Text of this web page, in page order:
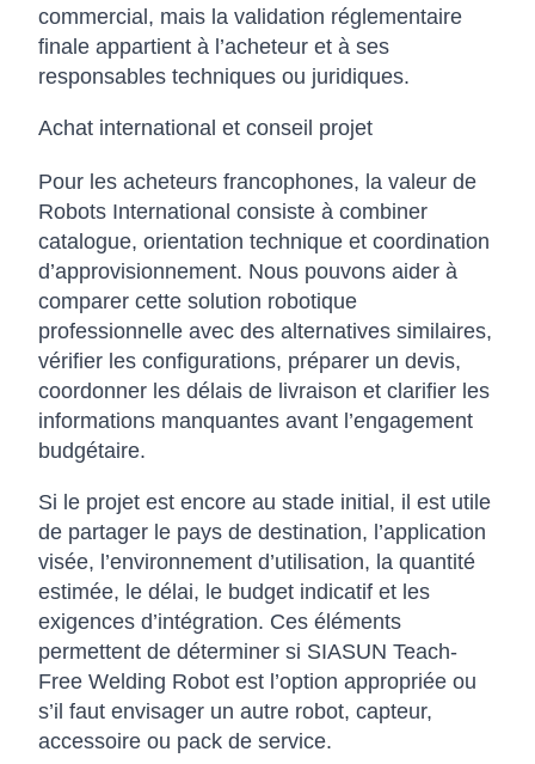
commercial, mais la validation réglementaire
finale appartient à l’acheteur et à ses
responsables techniques ou juridiques.
Achat international et conseil projet
Pour les acheteurs francophones, la valeur de
Robots International consiste à combiner
catalogue, orientation technique et coordination
d’approvisionnement. Nous pouvons aider à
comparer cette solution robotique
professionnelle avec des alternatives similaires,
vérifier les configurations, préparer un devis,
coordonner les délais de livraison et clarifier les
informations manquantes avant l’engagement
budgétaire.
Si le projet est encore au stade initial, il est utile
de partager le pays de destination, l’application
visée, l’environnement d’utilisation, la quantité
estimée, le délai, le budget indicatif et les
exigences d’intégration. Ces éléments
permettent de déterminer si SIASUN Teach-
Free Welding Robot est l’option appropriée ou
s’il faut envisager un autre robot, capteur,
accessoire ou pack de service.